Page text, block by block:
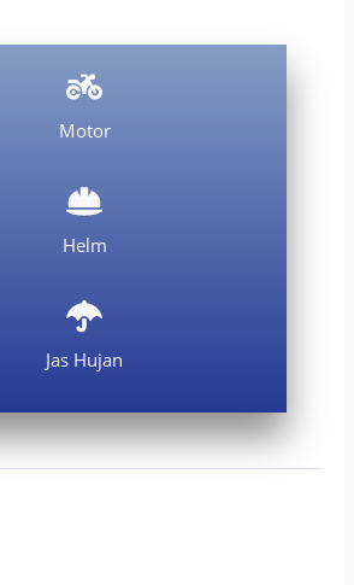
Motor
Helm
Jas Hujan